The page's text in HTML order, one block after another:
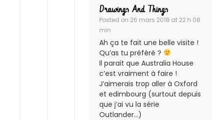
Drawings And Things
Posted on 26 mars 2018 at 22 h 08
min
Ah ça te fait une belle visite !
Qu’as tu préféré ?
Il parait que Australia House
c’est vraiment à faire !
J’aimerais trop aller à Oxford
et edimbourg (surtout depuis
que j’ai vu la série
Outlander…)